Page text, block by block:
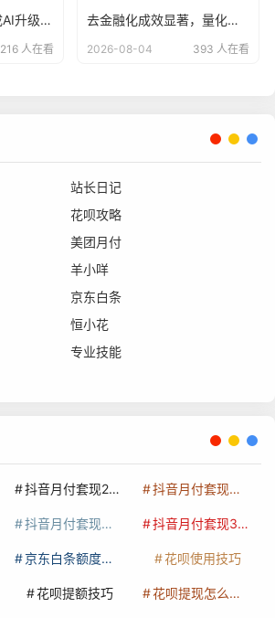
支付宝“碰一下”完成AI升级，用户已达4亿
216 人在看
去金融化成效显著，量化派羊小咩告别野蛮生长？
2026-08-04 393 人在看
站长日记
花呗攻略
美团月付
羊小咩
京东白条
恒小花
专业技能
抖音月付套现24小时接单 抖音月付套现怎么套
抖音月付套现商家有哪些 抖音月付套现30秒技巧
京东白条额度提升 花呗使用技巧
花呗提额技巧 花呗提现怎么操作